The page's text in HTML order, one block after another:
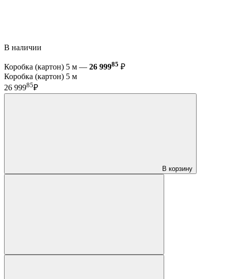
В наличии
Коробка (картон) 5 м — 26 99985 ₽
Коробка (картон) 5 м
26 99985₽
В корзину